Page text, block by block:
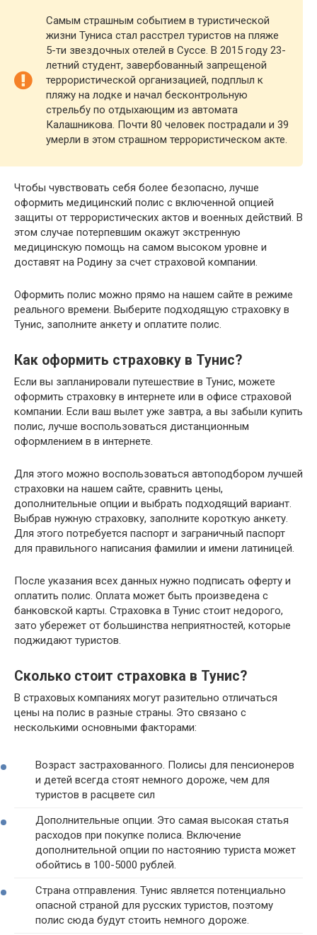
Самым страшным событием в туристической
жизни Туниса стал расстрел туристов на пляже
5-ти звездочных отелей в Суссе. В 2015 году 23-
летний студент, завербованный запрещеной
террористической организацией, подплыл к
пляжу на лодке и начал бесконтрольную
стрельбу по отдыхающим из автомата
Калашникова. Почти 80 человек пострадали и 39
умерли в этом страшном террористическом акте.
Чтобы чувствовать себя более безопасно, лучше
оформить медицинский полис с включенной опцией
защиты от террористических актов и военных действий. В
этом случае потерпевшим окажут экстренную
медицинскую помощь на самом высоком уровне и
доставят на Родину за счет страховой компании.
Оформить полис можно прямо на нашем сайте в режиме
реального времени. Выберите подходящую страховку в
Тунис, заполните анкету и оплатите полис.
Как оформить страховку в Тунис?
Если вы запланировали путешествие в Тунис, можете
оформить страховку в интернете или в офисе страховой
компании. Если ваш вылет уже завтра, а вы забыли купить
полис, лучше воспользоваться дистанционным
оформлением в в интернете.
Для этого можно воспользоваться автоподбором лучшей
страховки на нашем сайте, сравнить цены,
дополнительные опции и выбрать подходящий вариант.
Выбрав нужную страховку, заполните короткую анкету.
Для этого потребуется паспорт и заграничный паспорт
для правильного написания фамилии и имени латиницей.
После указания всех данных нужно подписать оферту и
оплатить полис. Оплата может быть произведена с
банковской карты. Страховка в Тунис стоит недорого,
зато убережет от большинства неприятностей, которые
поджидают туристов.
Сколько стоит страховка в Тунис?
В страховых компаниях могут разительно отличаться
цены на полис в разные страны. Это связано с
несколькими основными факторами:
Возраст застрахованного. Полисы для пенсионеров
и детей всегда стоят немного дороже, чем для
туристов в расцвете сил
Дополнительные опции. Это самая высокая статья
расходов при покупке полиса. Включение
дополнительной опции по настоянию туриста может
обойтись в 100-5000 рублей.
Страна отправления. Тунис является потенциально
опасной страной для русских туристов, поэтому
полис сюда будут стоить немного дороже.